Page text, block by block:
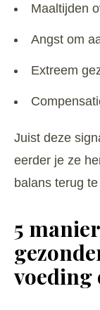
Maaltijden
Angst om
Extreem
Juist deze
eerder je ze
balans terug
5
voeding